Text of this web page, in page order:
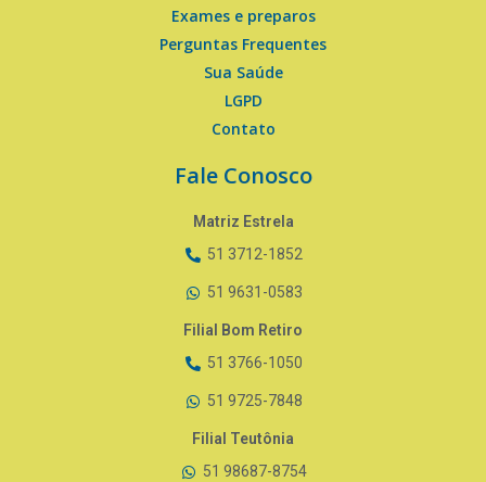
Exames e preparos
Perguntas Frequentes
Sua Saúde
LGPD
Contato
Fale Conosco
Matriz Estrela
51 3712-1852
51 9631-0583
Filial Bom Retiro
51 3766-1050
51 9725-7848
Filial Teutônia
51 98687-8754